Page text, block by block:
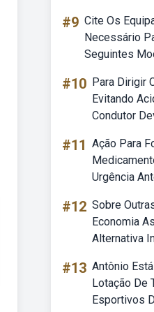
#9 Cite Os
Necessário
Seguintes
#10 Para Dirigir
Evitando
Condutor
#11 Ação Para
Urgência
#12 Sobre
Economia
Alternativa
#13 Antônio
Lotação De
Esportivos